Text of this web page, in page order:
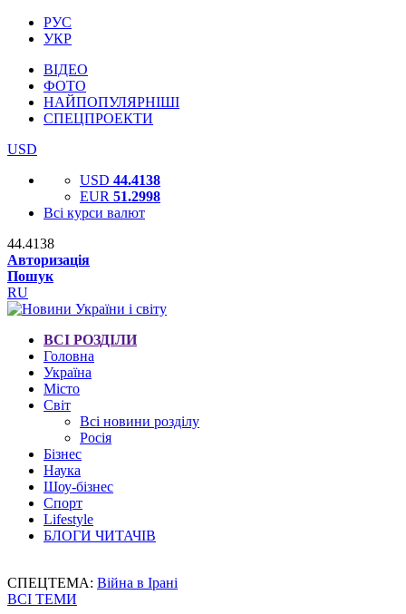
РУС
УКР
ВІДЕО
ФОТО
НАЙПОПУЛЯРНІШІ
СПЕЦПРОЕКТИ
USD
USD 44.4138
EUR 51.2998
Всі курси валют
44.4138
Авторизація
Пошук
RU
ВСІ РОЗДІЛИ
Головна
Україна
Місто
Світ
Всі новини розділу
Росія
Бізнес
Наука
Шоу-бізнес
Спорт
Lifestyle
БЛОГИ ЧИТАЧІВ
СПЕЦТЕМА: Війна в Ірані
ВСІ ТЕМИ